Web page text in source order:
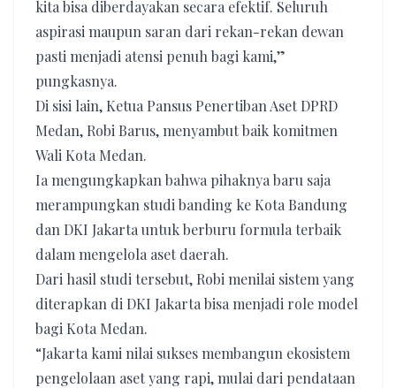
kita bisa diberdayakan secara efektif. Seluruh
aspirasi maupun saran dari rekan-rekan dewan
pasti menjadi atensi penuh bagi kami,”
pungkasnya.
Di sisi lain, Ketua Pansus Penertiban Aset DPRD
Medan, Robi Barus, menyambut baik komitmen
Wali Kota Medan.
Ia mengungkapkan bahwa pihaknya baru saja
merampungkan studi banding ke Kota Bandung
dan DKI Jakarta untuk berburu formula terbaik
dalam mengelola aset daerah.
​Dari hasil studi tersebut, Robi menilai sistem yang
diterapkan di DKI Jakarta bisa menjadi role model
bagi Kota Medan.
“Jakarta kami nilai sukses membangun ekosistem
pengelolaan aset yang rapi, mulai dari pendataan